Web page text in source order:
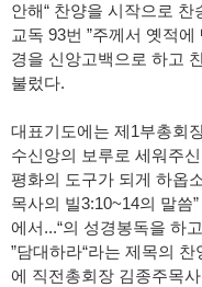
안해“ 찬양을 시작으로 찬
교독 93번 ”주께서 옛적에
경을 신앙고백으로 하고
불렀다.
대표기도에는 제 1부총회
수신앙의 보루로 세워주
평화의 도구가 되게 하옵
목사의 빌3:10~14의 말씀”
에서 ...“의 성경봉독을 하
”담대하라“라는 제목의 찬
에 직전총회장 김종주목사